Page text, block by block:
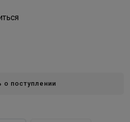
о поступлении